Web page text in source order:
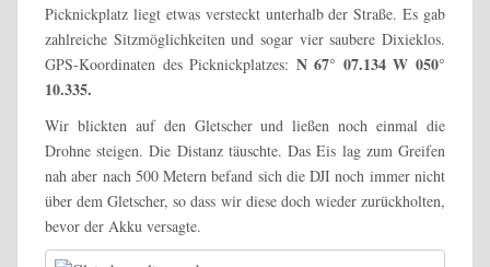
Picknickplatz liegt etwas versteckt unterhalb der Straße. Es gab
zahlreiche Sitzmöglichkeiten und sogar vier saubere Dixieklos.
GPS-Koordinaten des Picknickplatzes: N 67° 07.134 W 050°
10.335.
Wir blickten auf den Gletscher und ließen noch einmal die
Drohne steigen. Die Distanz täuschte. Das Eis lag zum Greifen
nah aber nach 500 Metern befand sich die DJI noch immer nicht
über dem Gletscher, so dass wir diese doch wieder zurückholten,
bevor der Akku versagte.